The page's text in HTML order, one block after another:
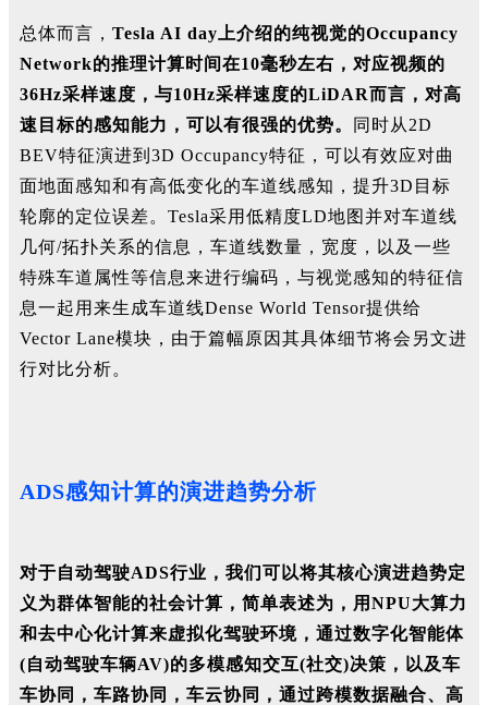
总体而言， Tesla AI day上介绍的纯视觉的Occupancy
Network的推理计算时间在10毫秒左右，对应视频的
36Hz采样速度，与10Hz采样速度的LiDAR而言，对高
速目标的感知能力，可以有很强的优势。
同时从2D
BEV特征演进到3D Occupancy特征，可以有效应对曲
面地面感知和有高低变化的车道线感知，提升3D目标
轮廓的定位误差。Tesla采用低精度LD地图并对车道线
几何/拓扑关系的信息，车道线数量，宽度，以及一些
特殊车道属性等信息来进行编码，与视觉感知的特征信
息一起用来生成车道线Dense World Tensor提供给
Vector Lane模块，由于篇幅原因其具体细节将会另文进
行对比分析。
ADS感知计算的演进趋势分析
对于自动驾驶ADS行业，我们可以将其核心演进趋势定
义为群体智能的社会计算，简单表述为，用NPU大算力
和去中心化计算来虚拟化驾驶环境，通过数字化智能体
(自动驾驶车辆AV)的多模感知交互(社交)决策，以及车
车协同，车路协同，车云协同，通过跨模数据融合、高